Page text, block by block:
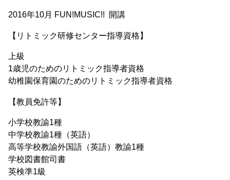
2016年10月 FUN!MUSIC!! 開講
【リトミック研修センター指導資格】
上級
1歳児のためのリトミック指導者資格
幼稚園保育園のためのリトミック指導者資格
【教員免許等】
小学校教諭1種
中学校教諭1種（英語）
高等学校教諭外国語（英語）教諭1種
学校図書館司書
英検準1級